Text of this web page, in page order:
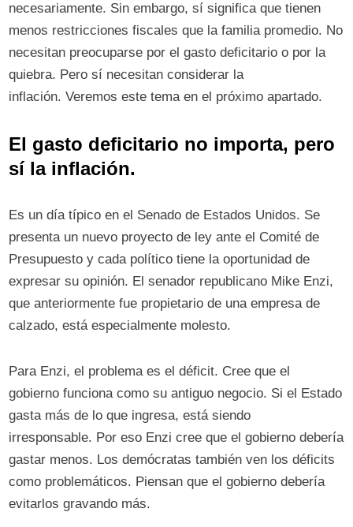
necesariamente. Sin embargo, sí significa que tienen
menos restricciones fiscales que la familia promedio. No
necesitan preocuparse por el gasto deficitario o por la
quiebra. Pero sí necesitan considerar la
inflación. Veremos este tema en el próximo apartado.
El gasto deficitario no importa, pero
sí la inflación.
Es un día típico en el Senado de Estados Unidos. Se
presenta un nuevo proyecto de ley ante el Comité de
Presupuesto y cada político tiene la oportunidad de
expresar su opinión. El senador republicano Mike Enzi,
que anteriormente fue propietario de una empresa de
calzado, está especialmente molesto.
Para Enzi, el problema es el déficit. Cree que el
gobierno funciona como su antiguo negocio. Si el Estado
gasta más de lo que ingresa, está siendo
irresponsable. Por eso Enzi cree que el gobierno debería
gastar menos. Los demócratas también ven los déficits
como problemáticos. Piensan que el gobierno debería
evitarlos gravando más.